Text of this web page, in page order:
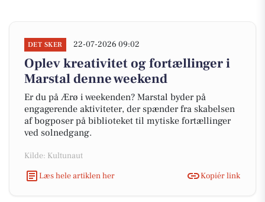
DET SKER 22-07-2026 09:02
Oplev kreativitet og fortællinger i
Marstal denne weekend
Er du på Ærø i weekenden? Marstal byder på
engagerende aktiviteter, der spænder fra skabelsen
af bogposer på biblioteket til mytiske fortællinger
ved solnedgang.
Kilde: Kultunaut
Læs hele artiklen her
Kopiér link